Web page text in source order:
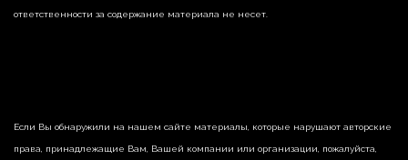
ответственности за содержание материала не несет.
Если Вы обнаружили на нашем сайте материалы, которые нарушают авторские
права, принадлежащие Вам, Вашей компании или организации, пожалуйста,